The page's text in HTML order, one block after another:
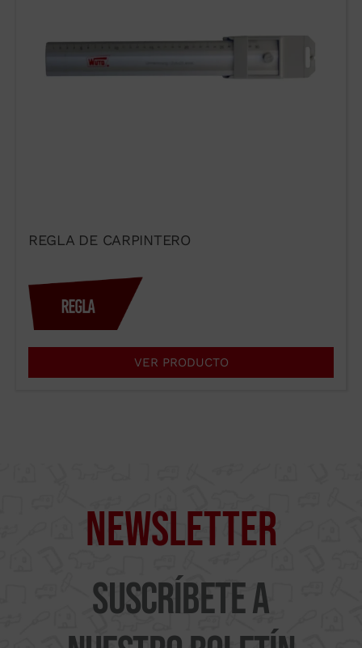
REGLA DE CARPINTERO
VER PRODUCTO
Newsletter
Suscríbete a
Camí
del Mig
del formulario de contacto.
He leído y acepto el
legaly laPolítica de Privacidad
Enviar →